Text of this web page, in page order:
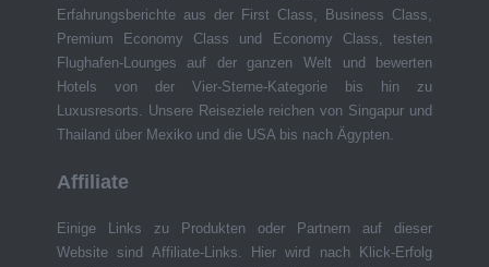
Erfahrungsberichte aus der First Class, Business Class,
Premium Economy Class und Economy Class, testen
Flughafen-Lounges auf der ganzen Welt und bewerten
Hotels von der Vier-Sterne-Kategorie bis hin zu
Luxusresorts. Unsere Reiseziele reichen von Singapur und
Thailand über Mexiko und die USA bis nach Ägypten.
Affiliate
Einige Links zu Produkten oder Partnern auf dieser
Website sind Affiliate-Links. Hier wird nach Klick-Erfolg